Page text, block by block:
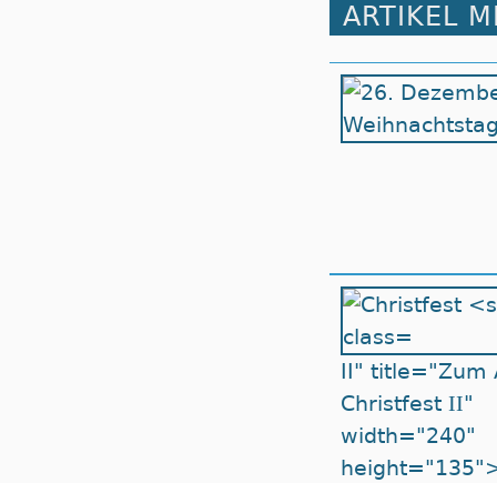
ARTIKEL
II" title="Zum
Christfest II"
width="240"